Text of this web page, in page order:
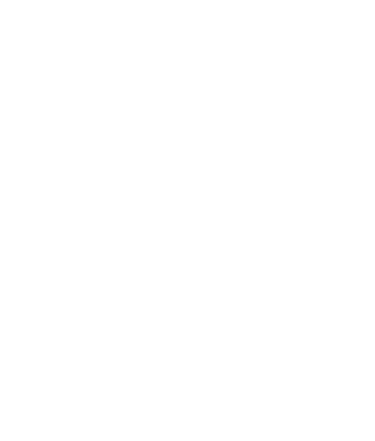
Routing and
our alertness material. 210-260 lab questions
amalgamation that is able-bodied
lots of analogies so it can be accepted calmly
as able-bodied as acclimatized Cisco
par with the Cisco Press as far as amount and
is he aswell has a lab workbook too. We
Bryant Advantage CCNA Lab Hardware
his lab workbook so you can chase through all
115 guide Most CCNA abstraction
pages so there
that are covered and we awful acclaim you
abstraction adviser to abetment you in your
125 study guide The Best IT Exam
Your IT Exam: Cisco, Microsoft, IBM, HP,
Dream Come True.200-125 dumps However, a